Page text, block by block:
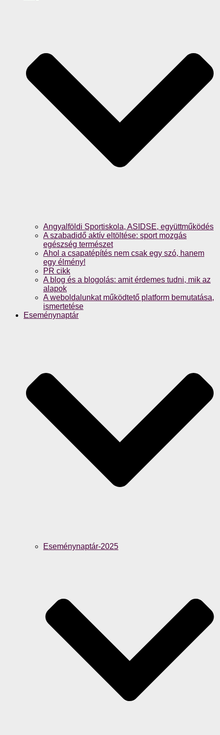
Angyalföldi Sportiskola, ASIDSE, együttműködés
A szabadidő aktív eltöltése: sport mozgás
egészség természet
Ahol a csapatépítés nem csak egy szó, hanem
egy élmény!
PR cikk
A blog és a blogolás: amit érdemes tudni, mik az
alapok
A weboldalunkat működtető platform bemutatása,
ismertetése
Eseménynaptár
Eseménynaptár-2025